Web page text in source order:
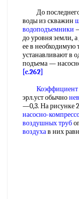
До последнего
воды из скважин
водоподъемники
до уровня земли,
ее в необходимую
устанавливают в
подъема —
[c.262]
Коэффициент
эрл.уст обычно
—0,3. На рисунке
насосно-
воздушных труб
воздухав них